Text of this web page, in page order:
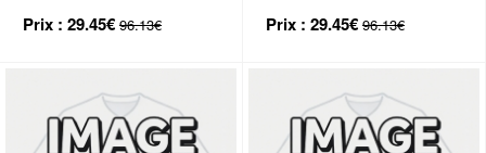
2026-27 Manche Courte (+
Prix : 29.45€ 96.13€
2026-27 Manche Courte (+
Prix : 29.45€ 96.13€